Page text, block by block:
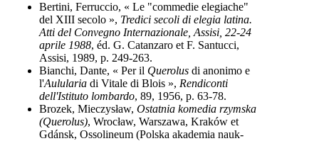
Bertini, Ferruccio, « Le "commedie elegiache"
del XIII secolo », Tredici secoli di elegia latina.
Atti del Convegno Internazionale, Assisi, 22-24
aprile 1988, éd. G. Catanzaro et F. Santucci,
Assisi, 1989, p. 249-263.
Bianchi, Dante, « Per il Querolus di anonimo e
l'Aulularia di Vitale di Blois », Rendiconti
dell'Istituto lombardo, 89, 1956, p. 63-78.
Brozek, Mieczysław, Ostatnia komedia rzymska
(Querolus), Wrocław, Warszawa, Kraków et
Gdánsk, Ossolineum (Polska akademia nauk-